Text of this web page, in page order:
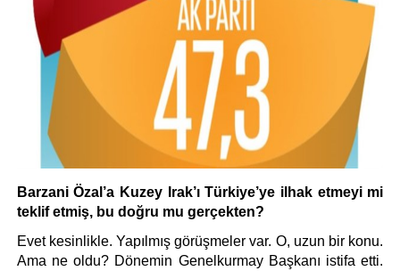
Barzani Özal’a Kuzey Irak’ı Türkiye’ye ilhak etmeyi mi
teklif etmiş, bu doğru mu gerçekten?
Evet kesinlikle. Yapılmış görüşmeler var. O, uzun bir konu.
Ama ne oldu? Dönemin Genelkurmay Başkanı istifa etti.